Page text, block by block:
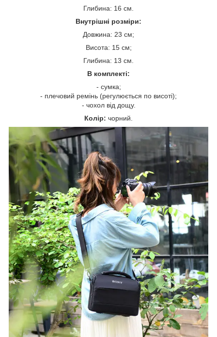
Глибина: 16 см.
Внутрішні розміри:
Довжина: 23 см;
Висота: 15 см;
Глибина: 13 см.
В комплекті:
- сумка;
- плечовий ремінь (регулюється по висоті);
- чохол від дощу.
Колір: чорний.